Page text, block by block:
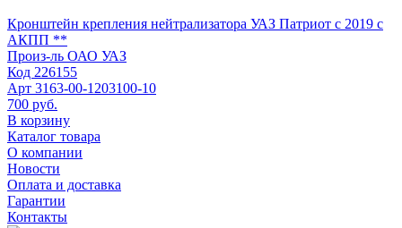
Кронштейн крепления нейтрализатора УАЗ Патриот с 2019 с
АКПП **
Произ-ль ОАО УАЗ
Код 226155
Арт 3163-00-1203100-10
700 руб.
В корзину
Каталог товара
О компании
Новости
Оплата и доставка
Гарантии
Контакты